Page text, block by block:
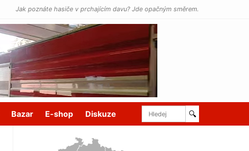
Jak poznáte hasiče v prchajícím davu? Jde opačným směrem.
Bazar E-shop Diskuze 🔍